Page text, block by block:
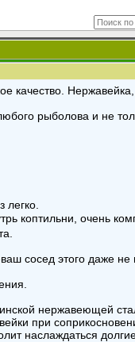
качество. Нержавейка,
рыболова и не
коптильни, очень
сосед этого даже не
нержавеющей
при
наслаждаться